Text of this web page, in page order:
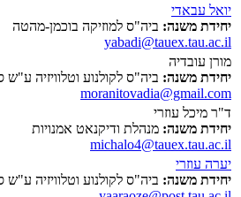
יואל עבאדי
יחידת משנה: ביה"ס למוזיקה בוכמן-מהטה
yabadi@tauex.tau.ac.il
מורן עובדיה
יחידת משנה: ביה"ס לקולנוע וטלוויזיה
moranitovadia@gmail.com
ד"ר מיכל עוזרי
יחידת משנה: מנהלת ודיקנאט אמנויות
michalo4@tauex.tau.ac.il
יערה עוזרי
יחידת משנה: ביה"ס לקולנוע וטלוויזיה